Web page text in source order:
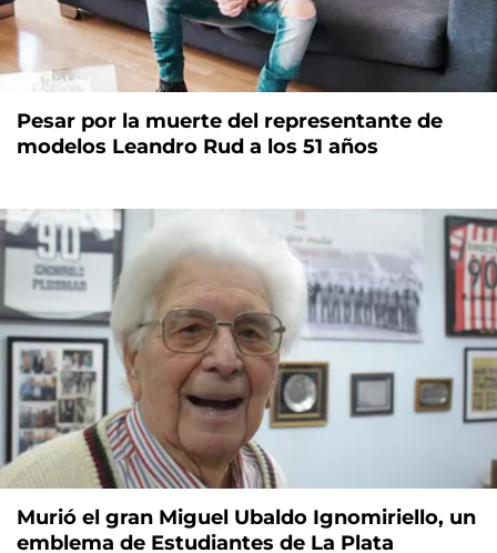
Pesar por la muerte del representante de
modelos Leandro Rud a los 51 años
Murió el gran Miguel Ubaldo Ignomiriello, un
emblema de Estudiantes de La Plata